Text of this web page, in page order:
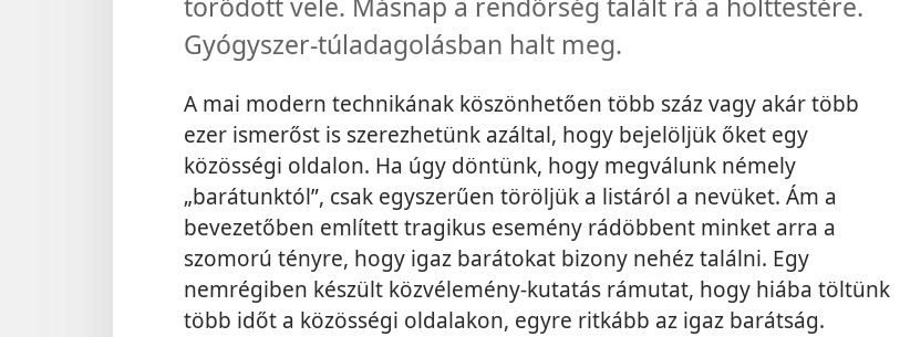
Gyógyszer-túladagolásban halt meg.
A mai modern technikának köszönhetően több száz vagy akár több
ezer ismerőst is szerezhetünk azáltal, hogy bejelöljük őket egy
közösségi oldalon. Ha úgy döntünk, hogy megválunk némely
„barátunktól”, csak egyszerűen töröljük a listáról a nevüket. Ám a
bevezetőben említett tragikus esemény rádöbbent minket arra a
szomorú tényre, hogy igaz barátokat bizony nehéz találni. Egy
nemrégiben készült közvélemény-kutatás rámutat, hogy hiába töltünk
több időt a közösségi oldalakon, egyre ritkább az igaz barátság.